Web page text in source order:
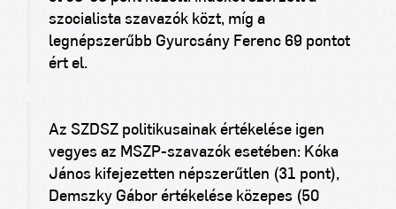
szocialista szavazók közt, míg a
legnépszerűbb Gyurcsány Ferenc 69 pontot
ért el.
Az SZDSZ politikusainak értékelése igen
vegyes az MSZP-szavazók esetében: Kóka
János kifejezetten népszerűtlen (31 pont),
Demszky Gábor értékelése közepes (50